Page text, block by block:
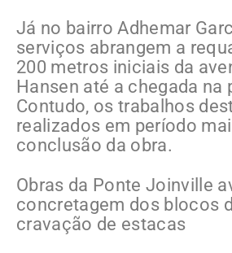
Já no bairro Adhemar
serviços abrangem a
200 metros iniciais da
Hansen até a chegada na
Contudo, os trabalhos
realizados em período
conclusão da obra.
Obras da Ponte Joinville
concretagem dos blocos
cravação de estacas